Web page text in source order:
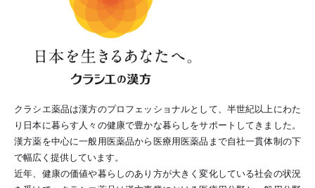
クラシエ薬品は漢方のプロフェッショナルとして、半世紀以上にわた
り日本に暮らす人々の健康で豊かな暮らしをサポートしてきました。
漢方薬を中心に一般用医薬品から医療用医薬品まで自社一貫体制の下
で幅広く提供しています。
近年、健康の価値や暮らしのあり方が大きく変化している社会の状況